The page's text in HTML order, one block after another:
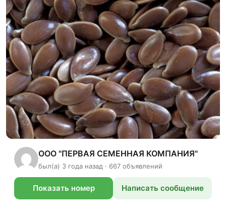
ООО "ПЕРВАЯ СЕМЕННАЯ КОМПАНИЯ"
был(а) 3 года назад · 667 объявлений
Показать номер Написать сообщение